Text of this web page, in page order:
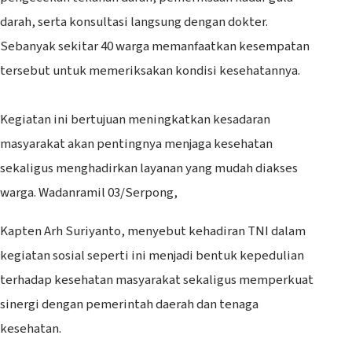
darah, serta konsultasi langsung dengan dokter.
Sebanyak sekitar 40 warga memanfaatkan kesempatan
tersebut untuk memeriksakan kondisi kesehatannya.
‎Kegiatan ini bertujuan meningkatkan kesadaran
masyarakat akan pentingnya menjaga kesehatan
sekaligus menghadirkan layanan yang mudah diakses
warga. Wadanramil 03/Serpong,
Kapten Arh Suriyanto, menyebut kehadiran TNI dalam
kegiatan sosial seperti ini menjadi bentuk kepedulian
terhadap kesehatan masyarakat sekaligus memperkuat
sinergi dengan pemerintah daerah dan tenaga
kesehatan.